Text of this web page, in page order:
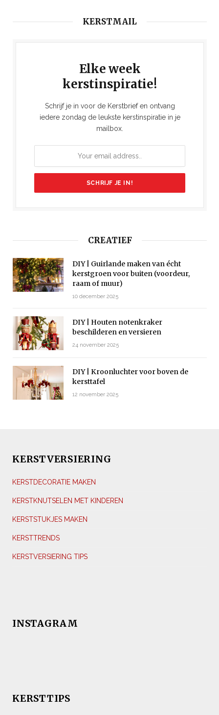
KERSTMAIL
Elke week
kerstinspiratie!
Schrijf je in voor de Kerstbrief en ontvang
iedere zondag de leukste kerstinspiratie in je
mailbox.
CREATIEF
DIY | Guirlande maken van écht
kerstgroen voor buiten (voordeur,
raam of muur)
10 december 2025
DIY | Houten notenkraker
beschilderen en versieren
24 november 2025
DIY | Kroonluchter voor boven de
kersttafel
12 november 2025
KERSTVERSIERING
KERSTDECORATIE MAKEN
KERSTKNUTSELEN MET KINDEREN
KERSTSTUKJES MAKEN
KERSTTRENDS
KERSTVERSIERING TIPS
INSTAGRAM
KERSTTIPS